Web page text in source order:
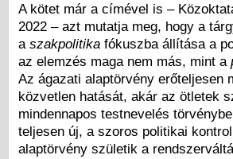
A kötet már a címével is –
2022 – azt mutatja meg, hogy a
a szakpolitika fókuszba állítása a
az elemzés maga nem más, mint a
Az ágazati alaptörvény erőteljesen
közvetlen hatását, akár az ötletek
mindennapos testnevelés
teljesen új, a szoros politikai
alaptörvény születik a